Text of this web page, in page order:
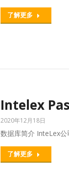
了解更多
Intelex
2020年12月18日
数据库简介 InteLex
了解更多